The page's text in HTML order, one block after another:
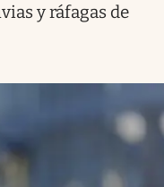
y ráfagas de